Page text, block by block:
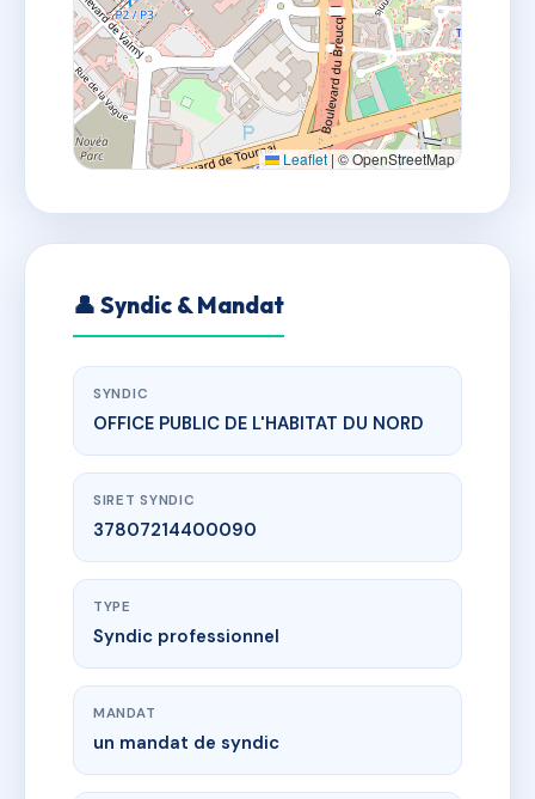
Leaflet |© OpenStreetMap
👤 Syndic & Mandat
SYNDIC
OFFICE PUBLIC DE L'HABITAT DU NORD
SIRET SYNDIC
37807214400090
TYPE
Syndic professionnel
MANDAT
un mandat de syndic